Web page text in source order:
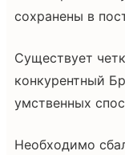
сохранены в
Существует
конкурентный
умственных
Необходимо